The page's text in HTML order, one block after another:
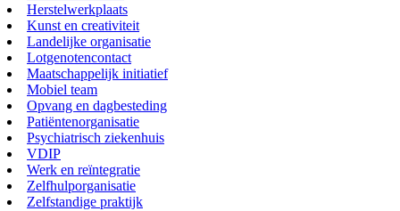
Herstelwerkplaats
Kunst en creativiteit
Landelijke organisatie
Lotgenotencontact
Maatschappelijk initiatief
Mobiel team
Opvang en dagbesteding
Patiëntenorganisatie
Psychiatrisch ziekenhuis
VDIP
Werk en reïntegratie
Zelfhulporganisatie
Zelfstandige praktijk